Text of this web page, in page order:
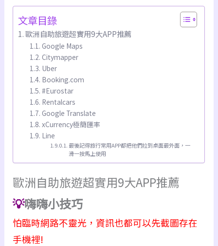
文章目錄
歐洲自助旅遊超實用9大APP推薦
Google Maps
Citymapper
Uber
Booking.com
#Eurostar
Rentalcars
Google Translate
xCurrency極簡匯率
Line
最後記得旅行常用APP都把他們拉到桌面最外面，一
滑一按馬上使用
歐洲自助旅遊超實用9大APP推薦
💡嗨嗨小技巧
怕臨時網路不靈光，資訊也都可以先截圖存在
手機裡!